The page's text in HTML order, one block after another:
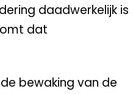
daadwerkelijk is
dat
bewaking van de